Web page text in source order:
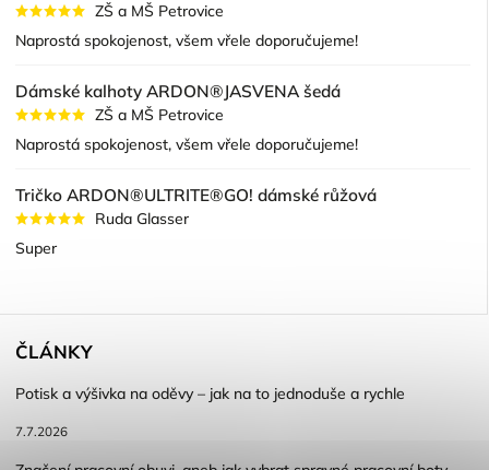
ZŠ a MŠ Petrovice
Naprostá spokojenost, všem vřele doporučujeme!
Dámské kalhoty ARDON®JASVENA šedá
ZŠ a MŠ Petrovice
Naprostá spokojenost, všem vřele doporučujeme!
Tričko ARDON®ULTRITE®GO! dámské růžová
Ruda Glasser
Super
ČLÁNKY
Potisk a výšivka na oděvy – jak na to jednoduše a rychle
7.7.2026